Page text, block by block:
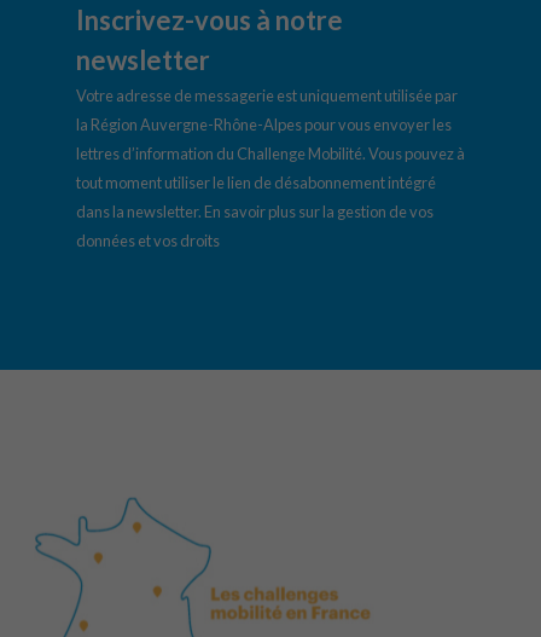
Inscrivez-vous à notre
newsletter
Votre adresse de messagerie est uniquement utilisée par
la Région Auvergne-Rhône-Alpes pour vous envoyer les
lettres d’information du Challenge Mobilité. Vous pouvez à
tout moment utiliser le lien de désabonnement intégré
dans la newsletter. En savoir plus sur la gestion de vos
données et vos droits